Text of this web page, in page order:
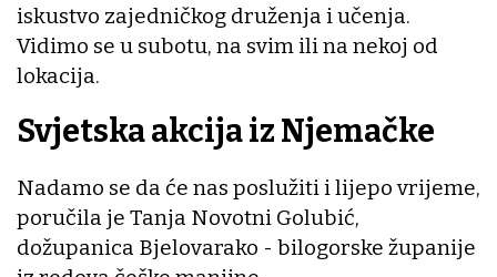
iskustvo zajedničkog druženja i učenja.
Vidimo se u subotu, na svim ili na nekoj od
lokacija.
Svjetska akcija iz Njemačke
Nadamo se da će nas poslužiti i lijepo vrijeme,
poručila je Tanja Novotni Golubić,
dožupanica Bjelovarako - bilogorske županije